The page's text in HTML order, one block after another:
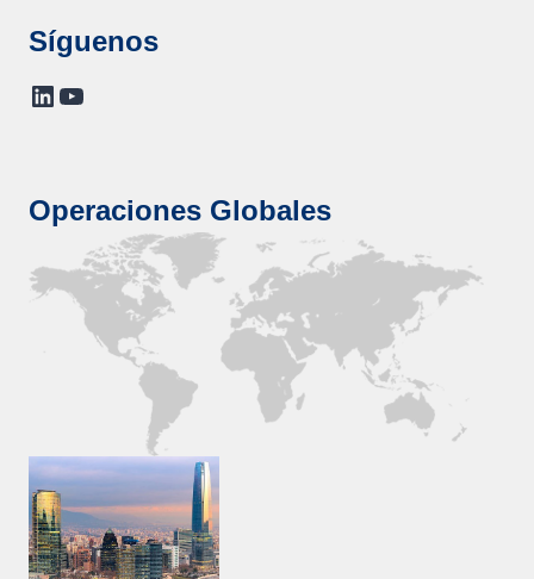
Síguenos
LinkedIn
YouTube
Operaciones Globales